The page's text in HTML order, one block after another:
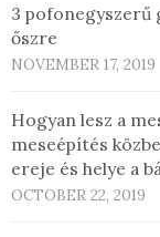
3 pofonegyszerű
őszre
NOVEMBER 17, 2019
Hogyan lesz a
meseépítés
ereje és helye a
OCTOBER 22, 2019